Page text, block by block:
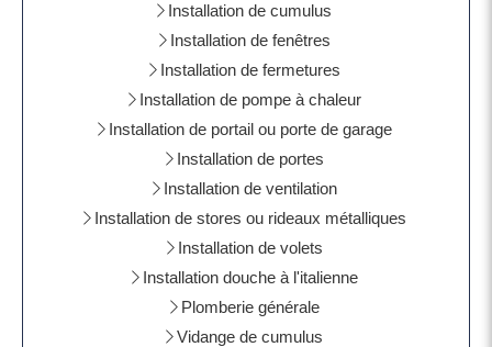
Installation de cumulus
Installation de fenêtres
Installation de fermetures
Installation de pompe à chaleur
Installation de portail ou porte de garage
Installation de portes
Installation de ventilation
Installation de stores ou rideaux métalliques
Installation de volets
Installation douche à l'italienne
Plomberie générale
Vidange de cumulus